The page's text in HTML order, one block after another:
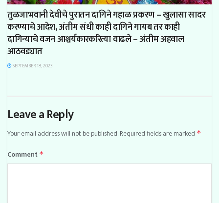
तुळजाभवानी देवीचे पुरातन दागिने गहाळ प्रकरण – खुलासा सादर
करण्याचे आदेश, अंतीम संधी काही दागिने गायब तर काही
दागिन्याचे वजन आश्चर्यकारकरित्या वाढले – अंतीम अहवाल
आठवड्यात
SEPTEMBER 18, 2023
Leave a Reply
Your email address will not be published.Required fields are marked *
Comment *